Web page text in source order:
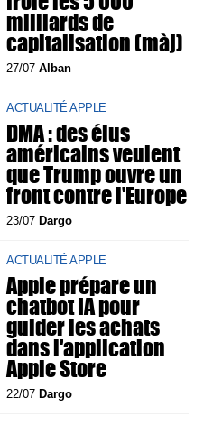
milliards de
capitalisation (màj)
27/07Alban
ACTUALITÉ APPLE
DMA : des élus
américains veulent
que Trump ouvre un
front contre l'Europe
23/07Dargo
ACTUALITÉ APPLE
Apple prépare un
chatbot IA pour
guider les achats
dans l'application
Apple Store
22/07Dargo